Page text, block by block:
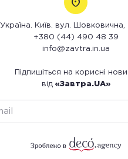
Україна. Київ. вул.
+380 (44) 490 48 39
info@zavtra.in.ua
Підпишіться на корисні
від «Завтра.UA»